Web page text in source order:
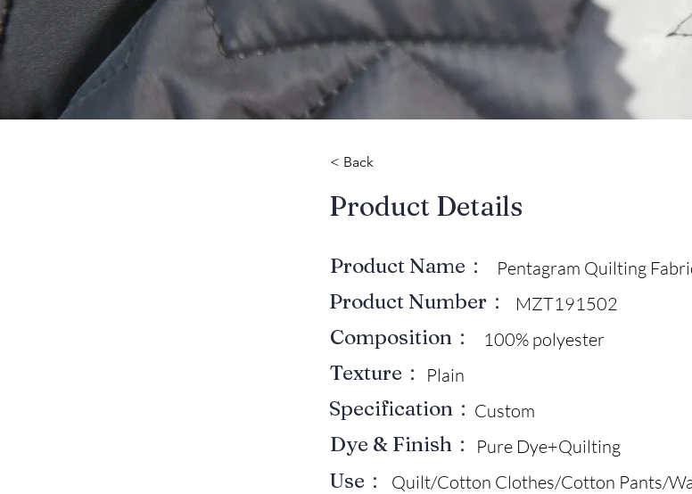
< Back
​Product Details
Product Name： Pentagram Quilting
Product Number： MZT191502
Composition： 100% polyester
Texture： Plain
Specification： Custom
Dye & Finish： Pure Dye+Quilting
Use： Quilt/Cotton Clothes/Cotton Pants/